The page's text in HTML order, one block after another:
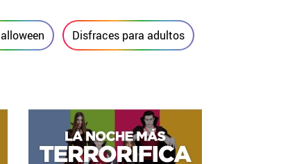
Disfraces para adultos